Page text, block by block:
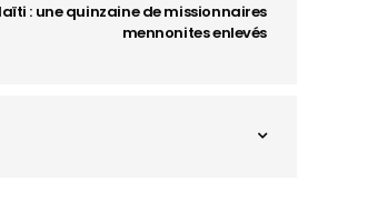
: une quinzaine de missionnaires
mennonites enlevés